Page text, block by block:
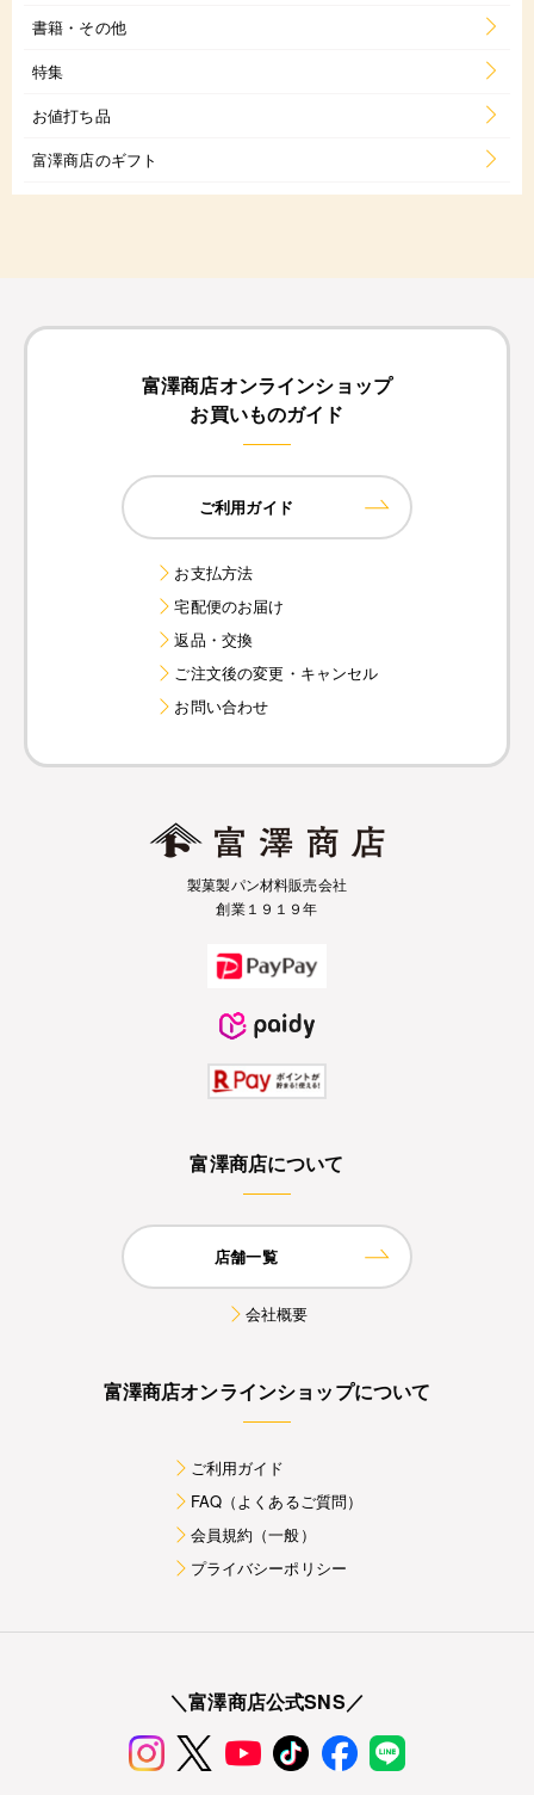
書籍・その他
特集
お値打ち品
富澤商店のギフト
富澤商店オンラインショップ
お買いものガイド
ご利用ガイド
お支払方法
宅配便のお届け
返品・交換
ご注文後の変更・キャンセル
お問い合わせ
製菓製パン材料販売会社
創業１９１９年
富澤商店について
店舗一覧
会社概要
富澤商店オンラインショップについて
ご利用ガイド
FAQ（よくあるご質問）
会員規約（一般）
プライバシーポリシー
＼富澤商店公式SNS／